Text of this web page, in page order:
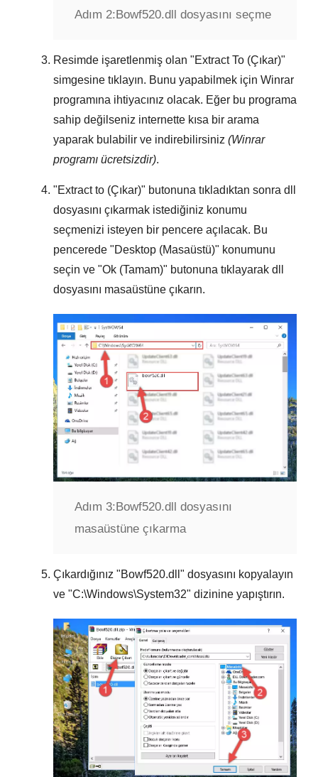
Adım 2:Bowf520.dll dosyasını seçme
Resimde işaretlenmiş olan "Extract To (Çıkar)"
simgesine tıklayın. Bunu yapabilmek için Winrar
programına ihtiyacınız olacak. Eğer bu programa
sahip değilseniz internette kısa bir arama
yaparak bulabilir ve indirebilirsiniz (Winrar
programı ücretsizdir).
"Extract to (Çıkar)" butonuna tıkladıktan sonra dll
dosyasını çıkarmak istediğiniz konumu
seçmenizi isteyen bir pencere açılacak. Bu
pencerede "Desktop (Masaüstü)" konumunu
seçin ve "Ok (Tamam)" butonuna tıklayarak dll
dosyasını masaüstüne çıkarın.
Adım 3:Bowf520.dll dosyasını
masaüstüne çıkarma
Çıkardığınız "Bowf520.dll " dosyasını kopyalayın
ve "C:\Windows\System32" dizinine yapıştırın.